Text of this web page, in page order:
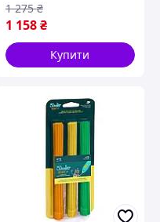
1 158₴
1 275 ₴
Купити